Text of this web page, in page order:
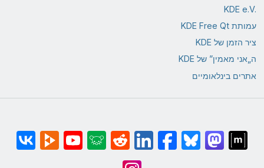
KDE e.V.‎
עמותת KDE Free Qt
ציר הזמן של KDE
ה„אני מאמין” של KDE
אתרים בינלאומיים